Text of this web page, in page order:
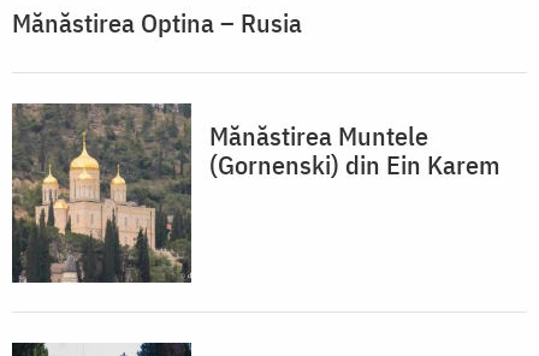
Mănăstirea Optina – Rusia
Mănăstirea Muntele
(Gornenski) din Ein Karem